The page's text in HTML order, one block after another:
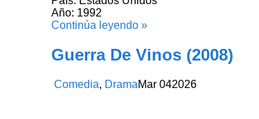
Año: 1992
Continúa leyendo »
Guerra De Vinos (2008)
Comedia, DramaMar 042026